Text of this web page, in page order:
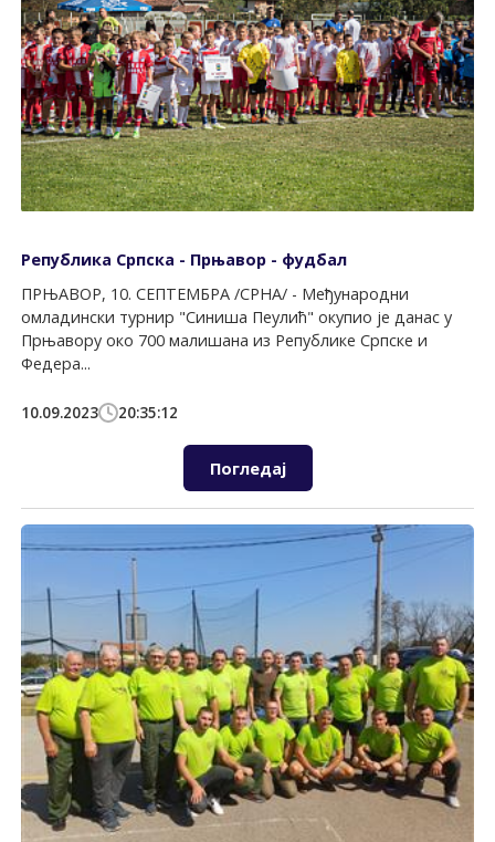
Република Српска - Прњавор - фудбал
ПРЊАВОР, 10. СЕПТЕМБРА /СРНА/ - Међународни
омладински турнир "Синиша Пеулић" окупио је данас у
Прњавору око 700 малишана из Републике Српске и
Федера...
10.09.2023 20:35:12
Погледај